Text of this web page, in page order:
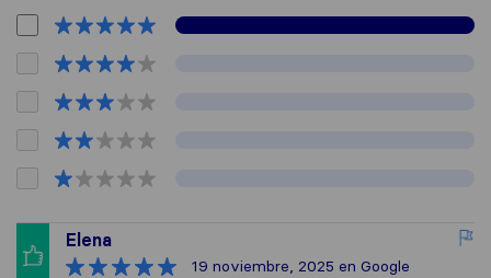
Elena
19 noviembre, 2025 en Google